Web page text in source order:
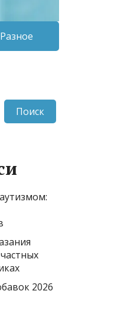
Разное
Поиск
2026